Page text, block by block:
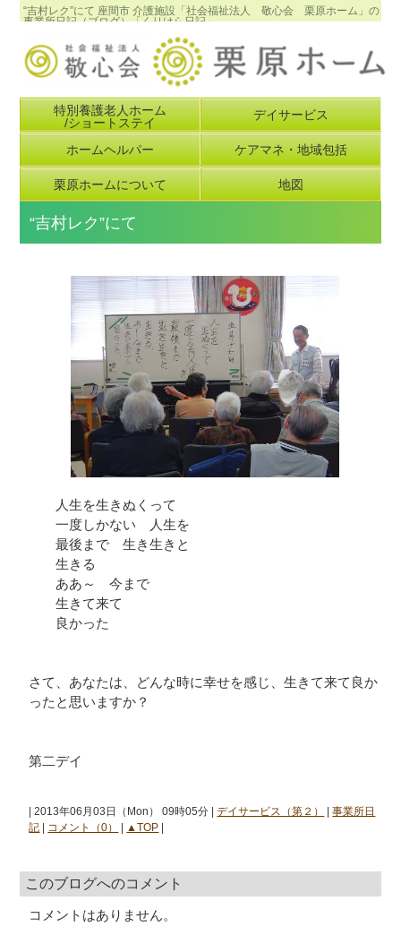
“吉村レク”にて 座間市 介護施設「社会福祉法人 敬心会 栗原ホーム」の
事業所日記（ブログ）「くりはら日記」
特別養護老人ホーム
/ショートステイ
デイサービス
ホームヘルパー ケアマネ・地域包括
栗原ホームについて 地図
“吉村レク”にて
人生を生きぬくって
一度しかない 人生を
最後まで 生き生きと
生きる
ああ～ 今まで
生きて来て
良かった
さて、あなたは、どんな時に幸せを感じ、生きて来て良か
ったと思いますか？
第二デイ
| 2013年06月03日（Mon） 09時05分 |デイサービス（第２） |事業所日
記
コメント（0） ▲TOP
このブログへのコメント
コメントはありません。